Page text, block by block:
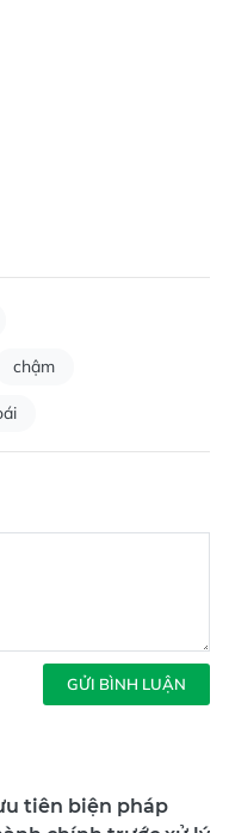
chậm
GỬI BÌNH LUẬN
tiên biện pháp